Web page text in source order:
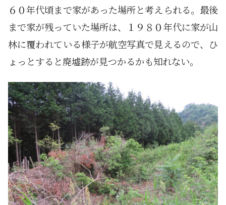
６０年代頃まで家があった場所と考えられる。最後
まで家が残っていた場所は、１９８０年代に家が山
林に覆われている様子が航空写真で見えるので、ひ
ょっとすると廃墟跡が見つかるかも知れない。